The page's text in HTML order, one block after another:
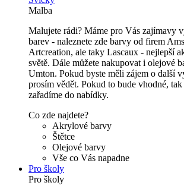
Malba
Malujete rádi? Máme pro Vás zajímavy
barev - naleznete zde barvy od firem
Artcreation, ale taky Lascaux - nejlepší
světě. Dále můžete nakupovat i olejové
Umton. Pokud byste měli zájem o další
prosím vědět. Pokud to bude vhodné,
zařadíme do nabídky.
Co zde najdete?
Akrylové barvy
Štětce
Olejové barvy
Vše co Vás napadne
Pro školy
Pro školy